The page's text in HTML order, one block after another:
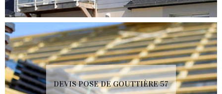
DEVIS POSE DE GOUTTIÈRE 57